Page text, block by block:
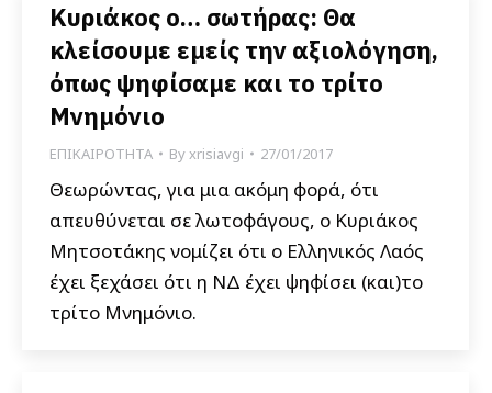
Κυριάκος ο… σωτήρας: Θα
κλείσουμε εμείς την αξιολόγηση,
όπως ψηφίσαμε και το τρίτο
Μνημόνιο
ΕΠΙΚΑΙΡΟΤΗΤΑ Byxrisiavgi 27/01/2017
Θεωρώντας, για μια ακόμη φορά, ότι
απευθύνεται σε λωτοφάγους, ο Κυριάκος
Μητσοτάκης νομίζει ότι ο Ελληνικός Λαός
έχει ξεχάσει ότι η ΝΔ έχει ψηφίσει (και)το
τρίτο Μνημόνιο.